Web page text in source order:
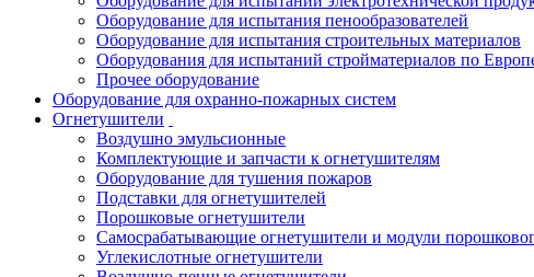
Оборудование для испытания пенообразователей
Оборудование для испытания строительных материалов
Оборудования для испытаний стройматериалов по
Прочее оборудование
Оборудование для охранно-пожарных систем
Огнетушители
Воздушно эмульсионные
Комплектующие и запчасти к огнетушителям
Оборудование для тушения пожаров
Подставки для огнетушителей
Порошковые огнетушители
Самосрабатывающие огнетушители и модули
Углекислотные огнетушители